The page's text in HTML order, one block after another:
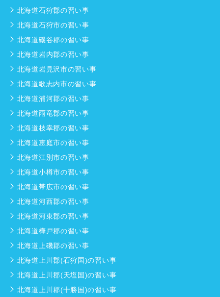
北海道石狩郡の習い事
北海道石狩市の習い事
北海道磯谷郡の習い事
北海道岩内郡の習い事
北海道岩見沢市の習い事
北海道歌志内市の習い事
北海道浦河郡の習い事
北海道雨竜郡の習い事
北海道枝幸郡の習い事
北海道恵庭市の習い事
北海道江別市の習い事
北海道小樽市の習い事
北海道帯広市の習い事
北海道河西郡の習い事
北海道河東郡の習い事
北海道樺戸郡の習い事
北海道上磯郡の習い事
北海道上川郡(石狩国)の習い事
北海道上川郡(天塩国)の習い事
北海道上川郡(十勝国)の習い事